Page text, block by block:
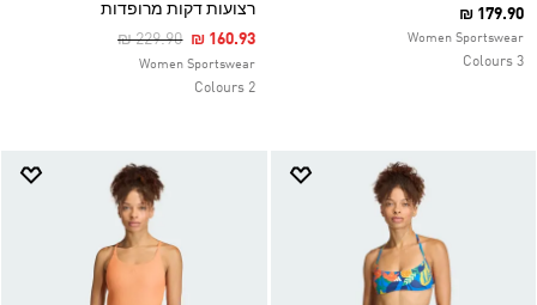
₪ 179.90
Women Sportswear
3 Colours
רצועות דקות מרופדות
Price Reduced From
₪ 229.90To₪ 160.93
Women Sportswear
2 Colours